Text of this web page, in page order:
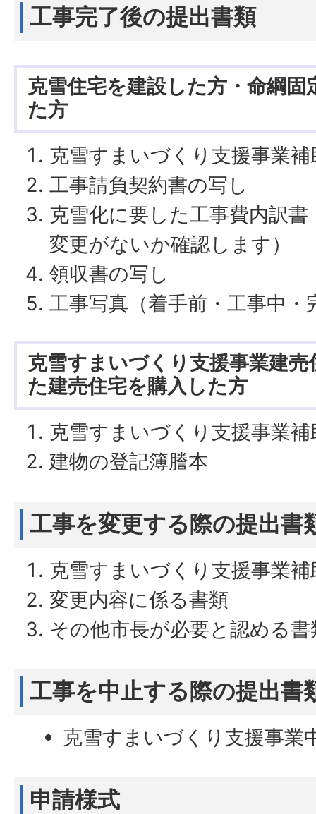
工事完了後の提出書類
克雪住宅を建設した方・命綱
た方
克雪すまいづくり支援事業
工事請負契約書の写し
克雪化に要した工事費内訳
変更がないか確認します）
領収書の写し
工事写真（着手前・工事中・
克雪すまいづくり支援事業建
た建売住宅を購入した方
克雪すまいづくり支援事業
建物の登記簿謄本
工事を変更する際の提出書
克雪すまいづくり支援事業
変更内容に係る書類
その他市長が必要と認める書
工事を中止する際の提出書
克雪すまいづくり支援事業
申請様式